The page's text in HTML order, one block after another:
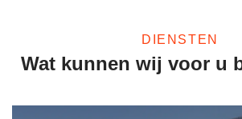
DIENSTEN
Wat kunnen wij voor u